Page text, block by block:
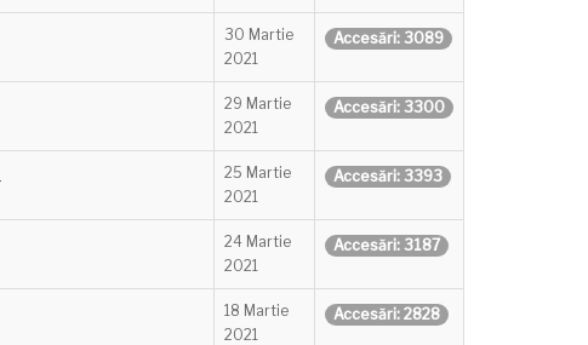
30 Martie
2021
Accesări: 3089
29 Martie
2021
Accesări: 3300
25 Martie
2021
Accesări: 3393
24 Martie
2021
Accesări: 3187
18 Martie
2021
Accesări: 2828